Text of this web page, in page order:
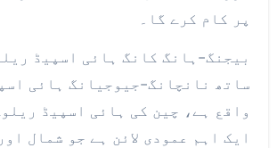
پر کام کرے گا۔
بیجنگ-ہانگ کانگ ہائی اسپیڈ
ساتھ نانچانگ-جیوجیانگ ہائی
واقع ہے، چین کی ہائی اسپیڈ
ایک اہم عمودی لائن ہے جو شمال